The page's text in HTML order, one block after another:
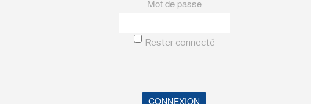
Mot de passe
Rester connecté
CONNEXION